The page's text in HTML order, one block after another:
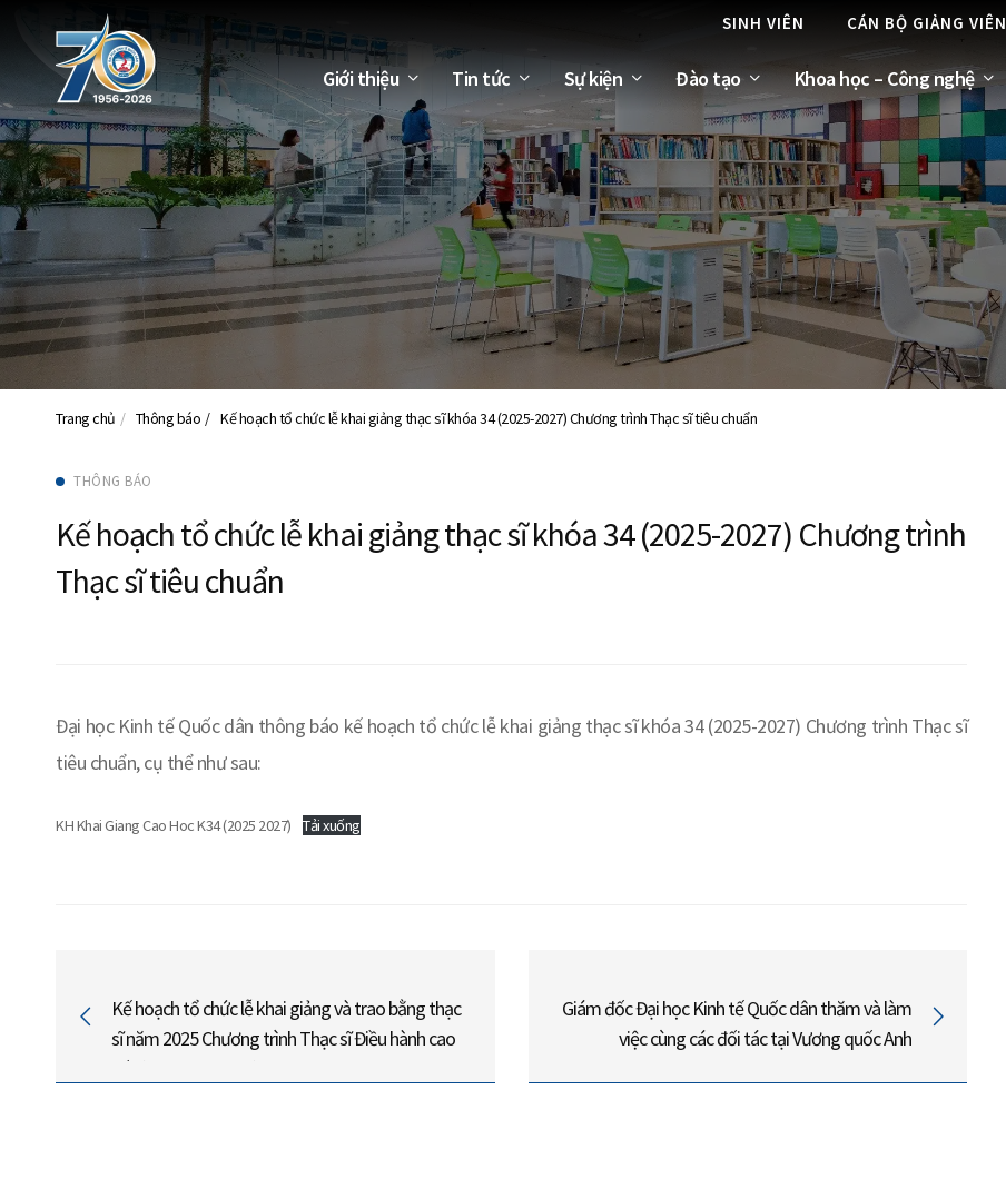
SINH VIÊN CÁN BỘ GIẢNG VIÊN
Giới thiệu Tin tức Sự kiện Đào tạo Khoa học – Công nghệ
Trang chủ Thông báo Kế hoạch tổ chức lễ khai giảng thạc sĩ khóa 34 (2025-2027) Chương trình Thạc sĩ tiêu chuẩn
THÔNG BÁO
Kế hoạch tổ chức lễ khai giảng thạc sĩ khóa 34 (2025-2027) Chương trình
Thạc sĩ tiêu chuẩn
Đại học Kinh tế Quốc dân thông báo kế hoạch tổ chức lễ khai giảng thạc sĩ khóa 34 (2025-2027) Chương trình Thạc sĩ
tiêu chuẩn, cụ thể như sau:
KH Khai Giang Cao Hoc K34 (2025 2027) Tải xuống
Kế hoạch tổ chức lễ khai giảng và trao bằng thạc
sĩ năm 2025 Chương trình Thạc sĩ Điều hành cao
cấp (Executive MBA)
Giám đốc Đại học Kinh tế Quốc dân thăm và làm
việc cùng các đối tác tại Vương quốc Anh